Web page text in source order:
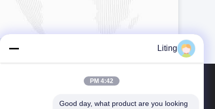
Liting
4:42 PM
Good day, what product are you looking